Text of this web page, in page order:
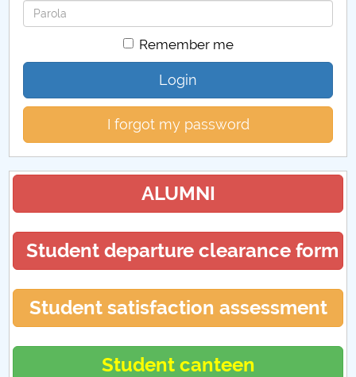
Ford EcoSport
Password
Remember me
Login
I forgot my password
ALUMNI
Student departure clearance form
Student satisfaction assessment
Student canteen